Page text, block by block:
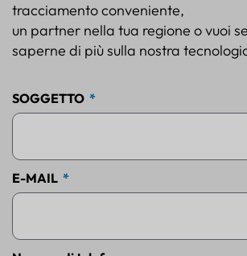
tracciamento conveniente,
un partner nella tua regione o vuoi
saperne di più sulla nostra
SOGGETTO
E-MAIL